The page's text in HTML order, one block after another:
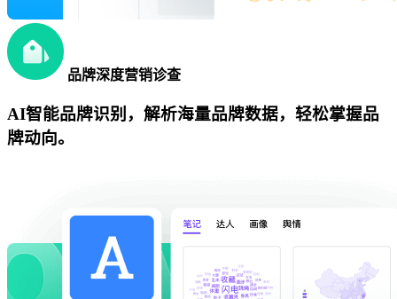
品牌深度营销诊查
AI智能品牌识别，解析海量品牌数据，轻松掌握品
牌动向。